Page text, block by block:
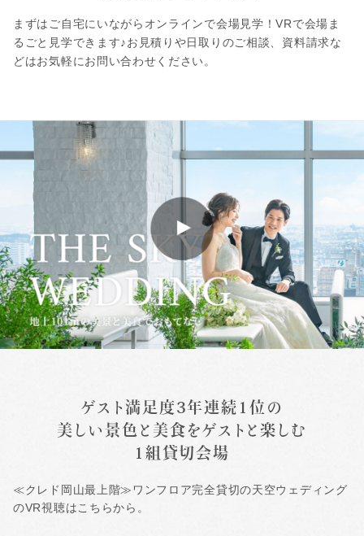
まずはご自宅にいながらオンラインで会場見学！VRで会場ま
るごと見学できます♪お見積りや日取りのご相談、資料請求な
どはお気軽にお問い合わせください。
ゲスト満足度3年連続1位の
美しい景色と美食をゲストと楽しむ
1組貸切会場
≪クレド岡山最上階≫ワンフロア完全貸切の天空ウェディング
のVR視聴はこちらから。